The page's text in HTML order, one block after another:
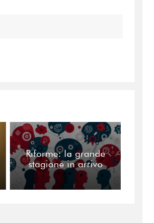
Riforme: la grande
stagione in arrivo